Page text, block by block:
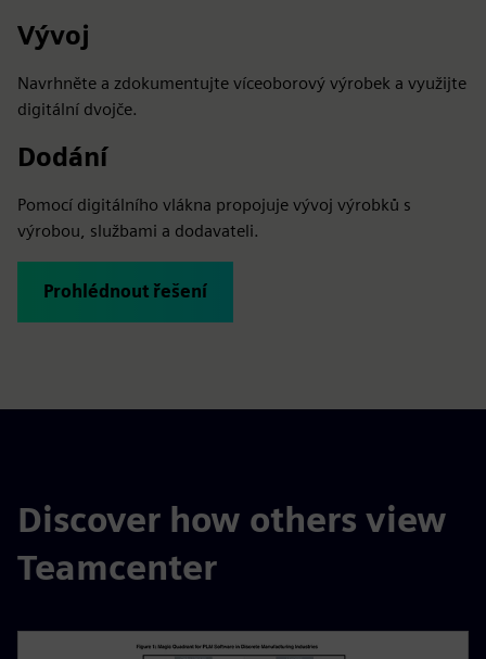
Vývoj
Navrhněte a zdokumentujte víceoborový výrobek a využijte
digitální dvojče.
Dodání
Pomocí digitálního vlákna propojuje vývoj výrobků s
výrobou, službami a dodavateli.
Prohlédnout řešení
Discover how others view
Teamcenter